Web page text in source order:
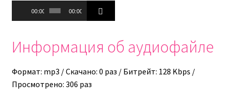
Аудиоплеер
00:00 00:00
Информация об аудиофайле
Формат: mp3 / Скачано: 0 раз / Битрейт: 128 Kbps /
Просмотрено: 306 раз